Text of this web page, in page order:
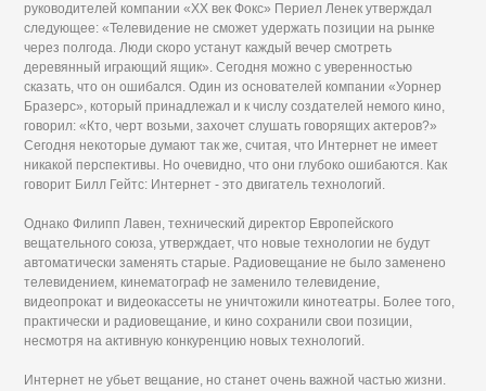
руководителей компании «XX век Фокс» Периел Ленек утверждал
следующее: «Телевидение не сможет удержать позиции на рынке
через полгода. Люди скоро устанут каждый вечер смотреть
деревянный играющий ящик». Сегодня можно с уверенностью
сказать, что он ошибался. Один из основателей компании «Уорнер
Бразерс», который принадлежал и к числу создателей немого кино,
говорил: «Кто, черт возьми, захочет слушать говорящих актеров?»
Сегодня некоторые думают так же, считая, что Интернет не имеет
никакой перспективы. Но очевидно, что они глубоко ошибаются. Как
говорит Билл Гейтс: Интернет - это двигатель технологий.
Однако Филипп Лавен, технический директор Европейского
вещательного союза, утверждает, что новые технологии не будут
автоматически заменять старые. Радиовещание не было заменено
телевидением, кинематограф не заменило телевидение,
видеопрокат и видеокассеты не уничтожили кинотеатры. Более того,
практически и радиовещание, и кино сохранили свои позиции,
несмотря на активную конкуренцию новых технологий.
Интернет не убьет вещание, но станет очень важной частью жизни.